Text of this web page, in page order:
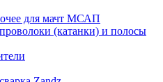
для мачт МСАП
(катанки) и полосы